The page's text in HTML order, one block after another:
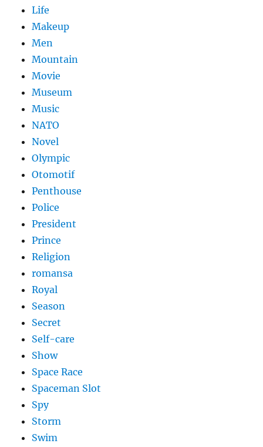
Life
Makeup
Men
Mountain
Movie
Museum
Music
NATO
Novel
Olympic
Otomotif
Penthouse
Police
President
Prince
Religion
romansa
Royal
Season
Secret
Self-care
Show
Space Race
Spaceman Slot
Spy
Storm
Swim